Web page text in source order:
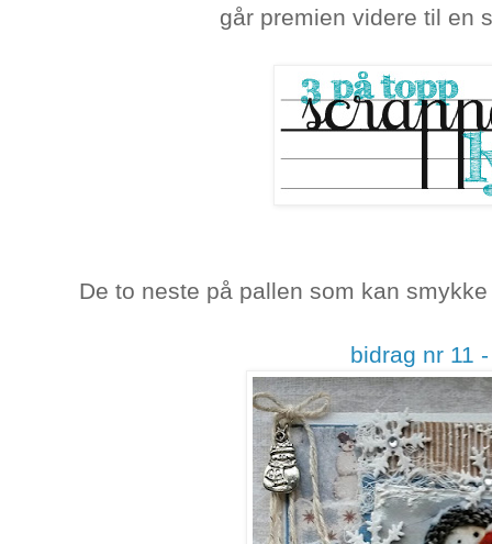
går premien videre til en
De to neste på pallen som kan
bidrag nr 11